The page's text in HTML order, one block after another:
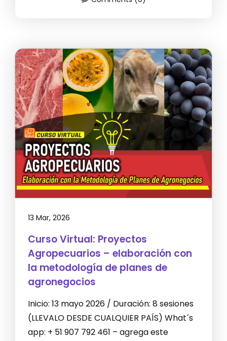
13 Mar, 2026
Curso Virtual: Proyectos
Agropecuarios – elaboración con
la metodología de planes de
agronegocios
Inicio: 13 mayo 2026 / Duración: 8 sesiones
(LLEVALO DESDE CUALQUIER PAÍS) What´s
app: + 51 907 792 461 – agrega este